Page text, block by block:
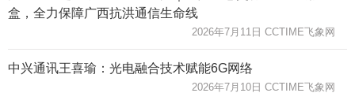
盒，全力保障广西抗洪通信生命线
2026年7月11日 CCTIME飞象网
中兴通讯王喜瑜：光电融合技术赋能6G网络
2026年7月10日 CCTIME飞象网